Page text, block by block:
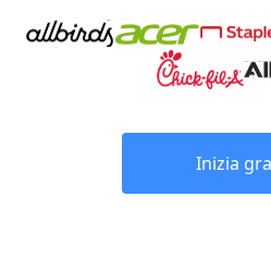
Inizia